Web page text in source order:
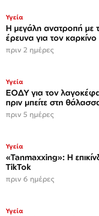
Υγεία
Η μεγάλη ανατροπή με
έρευνα για τον καρκίνο
πριν 2 ημέρες
Υγεία
ΕΟΔΥ για τον
πριν μπείτε στη
πριν 5 ημέρες
Υγεία
«Tanmaxxing»: Η
TikTok
πριν 6 ημέρες
Υγεία